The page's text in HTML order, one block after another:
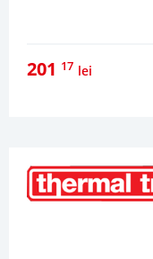
201 17 lei